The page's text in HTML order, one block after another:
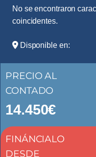
No se encontraron
coincidentes.
Disponible en:
PRECIO AL
CONTADO
14.450€
FINÁNCIALO
DESDE